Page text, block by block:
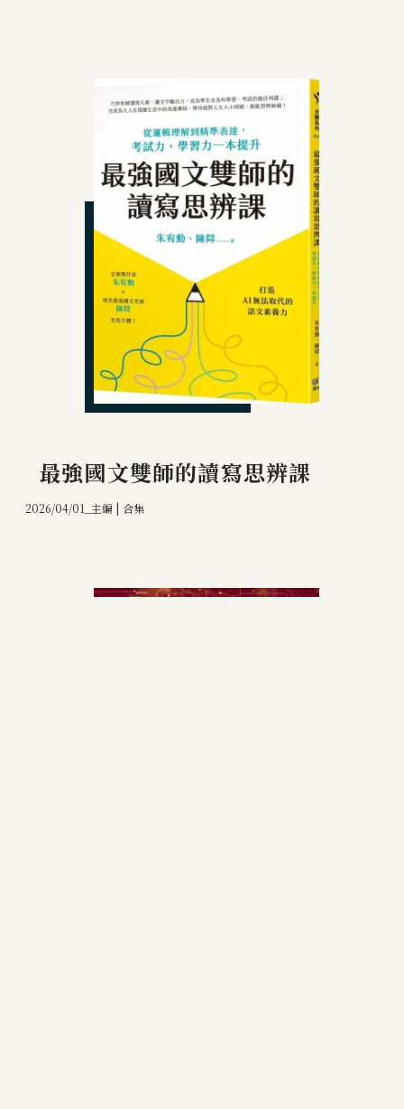
最強國文雙師的讀寫思辨課
2026/04/01_ 主編 | 合集